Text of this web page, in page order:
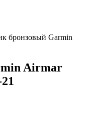
бронзовый Garmin
Airmar